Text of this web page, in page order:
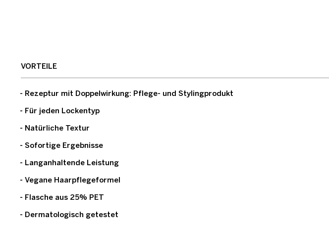
VORTEILE
- Rezeptur mit Doppelwirkung: Pflege- und Stylingprodukt
- Für jeden Lockentyp
- Natürliche Textur
- Sofortige Ergebnisse
- Langanhaltende Leistung
- Vegane Haarpflegeformel
- Flasche aus 25% PET
- Dermatologisch getestet